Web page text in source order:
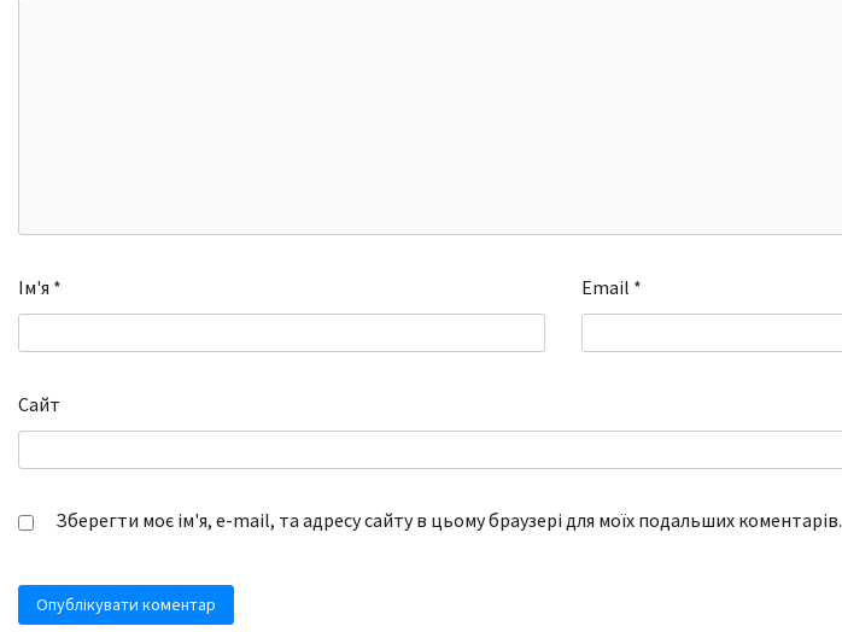
Ім'я * Email *
Сайт
Зберегти моє ім'я, e-mail, та адресу сайту в цьому браузері для моїх подальших коментарів.